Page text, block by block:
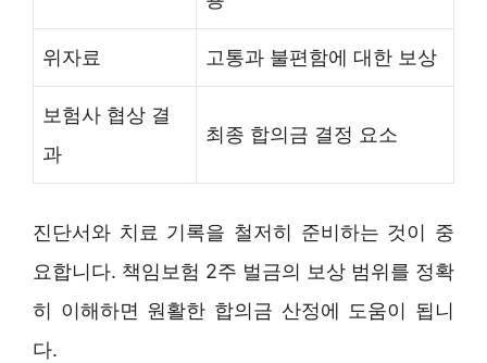
위자료 고통과 불편함에 대한 보상
보험사 협상 결
과
최종 합의금 결정 요소
진단서와 치료 기록을 철저히 준비하는 것이 중
요합니다. 책임보험 2주 벌금의 보상 범위를 정확
히 이해하면 원활한 합의금 산정에 도움이 됩니
다.